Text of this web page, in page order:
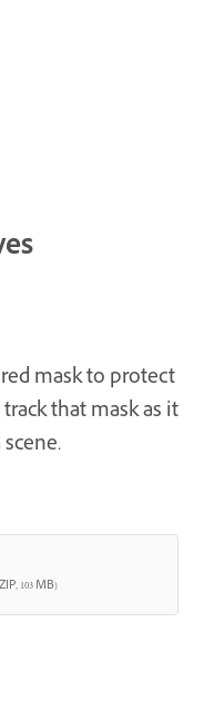
mask to protect
that mask as it
103 MB)